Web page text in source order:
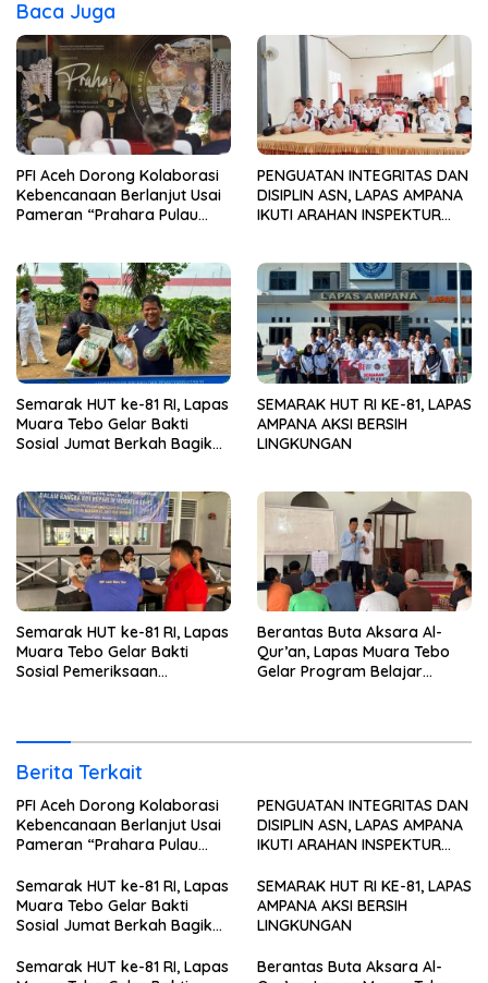
Baca Juga
PFI Aceh Dorong Kolaborasi
Kebencanaan Berlanjut Usai
Pameran “Prahara Pulau
PENGUATAN INTEGRITAS DAN
DISIPLIN ASN, LAPAS AMPANA
IKUTI ARAHAN INSPEKTUR
Semarak HUT ke-81 RI, Lapas
Muara Tebo Gelar Bakti
Sosial Jumat Berkah Bagikan
SEMARAK HUT RI KE-81, LAPAS
AMPANA AKSI BERSIH
LINGKUNGAN
Semarak HUT ke-81 RI, Lapas
Muara Tebo Gelar Bakti
Sosial Pemeriksaan
Berantas Buta Aksara Al-
Qur’an, Lapas Muara Tebo
Gelar Program Belajar
Berita Terkait
PFI Aceh Dorong Kolaborasi
Kebencanaan Berlanjut Usai
Pameran “Prahara Pulau
PENGUATAN INTEGRITAS DAN
DISIPLIN ASN, LAPAS AMPANA
IKUTI ARAHAN INSPEKTUR
KEMENIMIPAS
Semarak HUT ke-81 RI, Lapas
Muara Tebo Gelar Bakti
Sosial Jumat Berkah Bagikan
Masyarakat
SEMARAK HUT RI KE-81, LAPAS
AMPANA AKSI BERSIH
LINGKUNGAN
Semarak HUT ke-81 RI, Lapas
Berantas Buta Aksara Al-